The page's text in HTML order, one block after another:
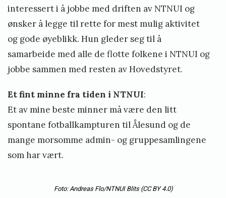
interessert i å jobbe med driften av NTNUI og
ønsker å legge til rette for mest mulig aktivitet
og gode øyeblikk. Hun gleder seg til å
samarbeide med alle de flotte folkene i NTNUI og
jobbe sammen med resten av Hovedstyret.
Et fint minne fra tiden i NTNUI:
Et av mine beste minner må være den litt
spontane fotballkampturen til Ålesund og de
mange morsomme admin- og gruppesamlingene
som har vært.
Foto: Andreas Flo/NTNUI Blits (CC BY 4.0)